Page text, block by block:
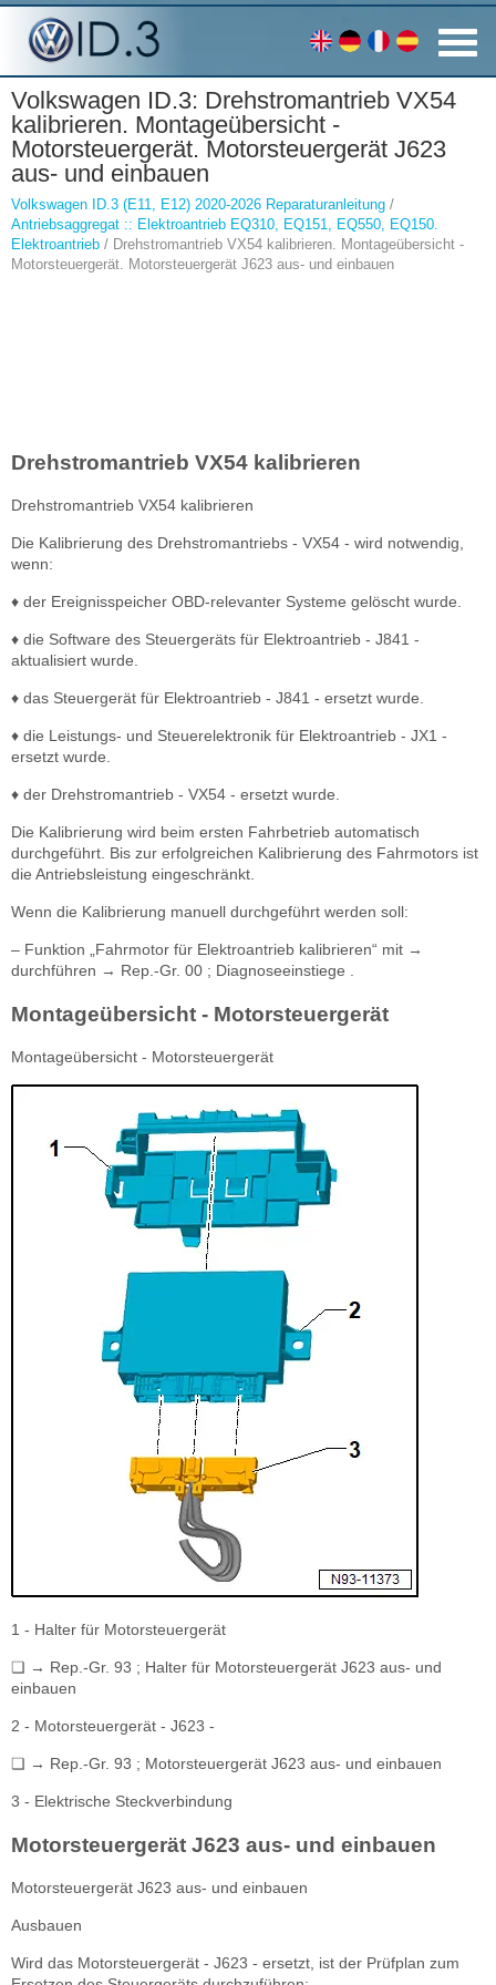
Volkswagen ID.3: Drehstromantrieb VX54
kalibrieren. Montageübersicht -
Motorsteuergerät. Motorsteuergerät J623
aus- und einbauen
Volkswagen ID.3 (E11, E12) 2020-2026 Reparaturanleitung /
Antriebsaggregat :: Elektroantrieb EQ310, EQ151, EQ550, EQ150.
Elektroantrieb / Drehstromantrieb VX54 kalibrieren. Montageübersicht -
Motorsteuergerät. Motorsteuergerät J623 aus- und einbauen
Drehstromantrieb VX54 kalibrieren
Drehstromantrieb VX54 kalibrieren
Die Kalibrierung des Drehstromantriebs - VX54 - wird notwendig,
wenn:
♦ der Ereignisspeicher OBD-relevanter Systeme gelöscht wurde.
♦ die Software des Steuergeräts für Elektroantrieb - J841 -
aktualisiert wurde.
♦ das Steuergerät für Elektroantrieb - J841 - ersetzt wurde.
♦ die Leistungs- und Steuerelektronik für Elektroantrieb - JX1 -
ersetzt wurde.
♦ der Drehstromantrieb - VX54 - ersetzt wurde.
Die Kalibrierung wird beim ersten Fahrbetrieb automatisch
durchgeführt. Bis zur erfolgreichen Kalibrierung des Fahrmotors ist
die Antriebsleistung eingeschränkt.
Wenn die Kalibrierung manuell durchgeführt werden soll:
– Funktion „Fahrmotor für Elektroantrieb kalibrieren“ mit →
durchführen → Rep.-Gr. 00 ; Diagnoseeinstiege .
Montageübersicht - Motorsteuergerät
Montageübersicht - Motorsteuergerät
1 - Halter für Motorsteuergerät
❏ → Rep.-Gr. 93 ; Halter für Motorsteuergerät J623 aus- und
einbauen
2 - Motorsteuergerät - J623 -
❏ → Rep.-Gr. 93 ; Motorsteuergerät J623 aus- und einbauen
3 - Elektrische Steckverbindung
Motorsteuergerät J623 aus- und einbauen
Motorsteuergerät J623 aus- und einbauen
Ausbauen
Wird das Motorsteuergerät - J623 - ersetzt, ist der Prüfplan zum